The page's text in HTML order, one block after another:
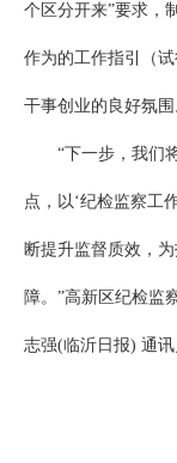
个区分开来”要求，
作为的工作指引（
干事创业的良好氛围
“下一步，我们
点，以‘纪检监察工
断提升监督质效，
障。”高新区纪检监
志强(临沂日报) 通